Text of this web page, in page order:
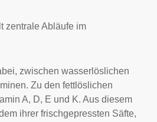
zentrale Abläufe im
zwischen wasserlöslichen
Zu den fettlöslichen
A, D, E und K. Aus diesem
ihrer frischgepressten Säfte,